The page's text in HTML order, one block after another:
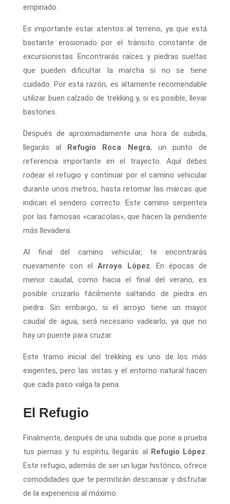
empinado.
Es importante estar atentos al terreno, ya que está
bastante erosionado por el tránsito constante de
excursionistas. Encontrarás raíces y piedras sueltas
que pueden dificultar la marcha si no se tiene
cuidado. Por esta razón, es altamente recomendable
utilizar buen calzado de trekking y, si es posible, llevar
bastones.
Después de aproximadamente una hora de subida,
llegarás al Refugio Roca Negra, un punto de
referencia importante en el trayecto. Aquí debes
rodear el refugio y continuar por el camino vehicular
durante unos metros, hasta retomar las marcas que
indican el sendero correcto. Este camino serpentea
por las famosas «caracolas», que hacen la pendiente
más llevadera.
Al final del camino vehicular, te encontrarás
nuevamente con elArroyo López. En épocas de
menor caudal, como hacia el final del verano, es
posible cruzarlo fácilmente saltando de piedra en
piedra. Sin embargo, si el arroyo tiene un mayor
caudal de agua, será necesario vadearlo, ya que no
hay un puente para cruzar.
Este tramo inicial del trekking es uno de los más
exigentes, pero las vistas y el entorno natural hacen
que cada paso valga la pena.
El Refugio
Finalmente, después de una subida que pone a prueba
tus piernas y tu espíritu, llegarás al Refugio López.
Este refugio, además de ser un lugar histórico, ofrece
comodidades que te permitirán descansar y disfrutar
de la experiencia al máximo.